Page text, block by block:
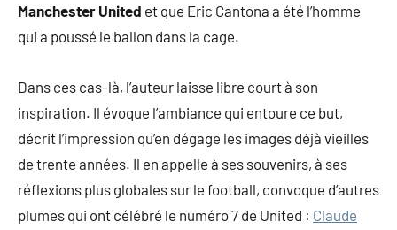
Manchester United et que Eric Cantona a été l’homme
qui a poussé le ballon dans la cage.
Dans ces cas-là, l’auteur laisse libre court à son
inspiration. Il évoque l’ambiance qui entoure ce but,
décrit l’impression qu’en dégage les images déjà vieilles
de trente années. Il en appelle à ses souvenirs, à ses
réflexions plus globales sur le football, convoque d’autres
plumes qui ont célébré le numéro 7 de United : Claude